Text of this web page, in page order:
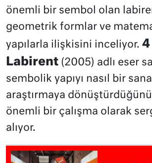
önemli bir sembol olan
geometrik formlar ve
yapılarla ilişkisini inceliyor. 4
Labirent (2005) adlı eser
sembolik yapıyı nasıl bir
araştırmaya
önemli bir çalışma olarak
alıyor.